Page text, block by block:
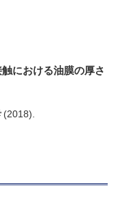
における油膜の厚さ
(2018)